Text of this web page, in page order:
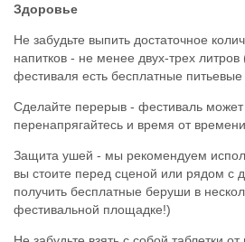
Здоровье
Не забудьте выпить достаточное
напитков - не менее двух-трех литров
фестиваля есть бесплатные
Сделайте перерыв - фестиваль
перенапрягайтесь и время от
Защита ушей - мы рекомендуем
вы стоите перед сценой или рядом с
получить бесплатные беруши в
фестивальной площадке!)